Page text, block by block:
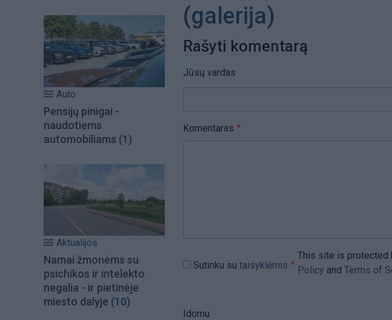
Auto
Pensijų pinigai -
naudotiems
automobiliams (1)
Aktualijos
Namai žmonėms su
psichikos ir intelekto
negalia - ir pietinėje
miesto dalyje (10)
(galerija)
Rašyti komentarą
Jūsų vardas
Komentaras
Sutinku su taisyklėmis
This site is protected
Policy and Terms of
Idomu